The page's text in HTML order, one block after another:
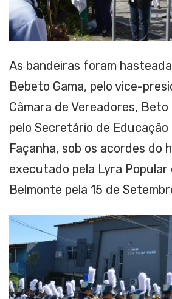
As bandeiras foram
Bebeto Gama, pelo vice-
Câmara de Vereadores,
pelo Secretário de Educação
Façanha, sob os acordes do
executado pela Lyra Popular
Belmonte pela 15 de